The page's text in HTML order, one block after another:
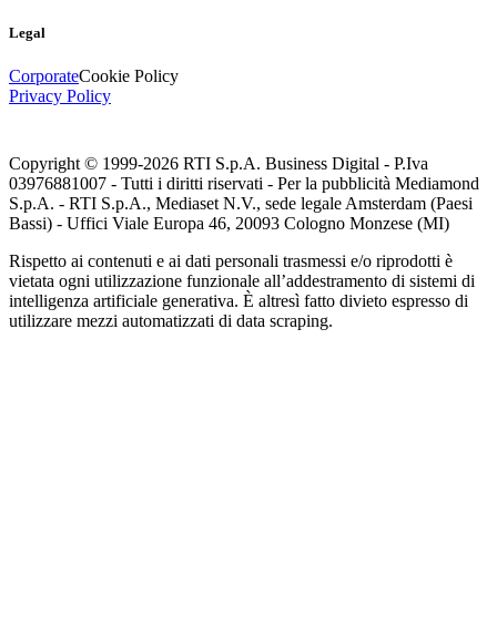
Legal
CorporateCookie Policy
Privacy Policy
Copyright © 1999-2026 RTI S.p.A. Business Digital - P.Iva
03976881007 - Tutti i diritti riservati - Per la pubblicità Mediamond
S.p.A. - RTI S.p.A., Mediaset N.V., sede legale Amsterdam (Paesi
Bassi) - Uffici Viale Europa 46, 20093 Cologno Monzese (MI)
Rispetto ai contenuti e ai dati personali trasmessi e/o riprodotti è
vietata ogni utilizzazione funzionale all’addestramento di sistemi di
intelligenza artificiale generativa. È altresì fatto divieto espresso di
utilizzare mezzi automatizzati di data scraping.